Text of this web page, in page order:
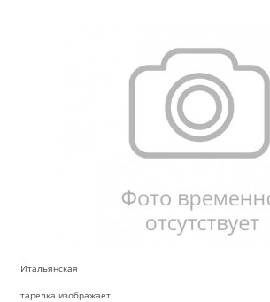
Итальянская
тарелка изображает